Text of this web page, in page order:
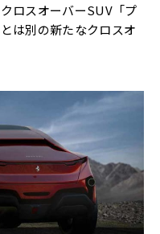
ロスオーバーSUV「プ
は別の新たなクロスオ